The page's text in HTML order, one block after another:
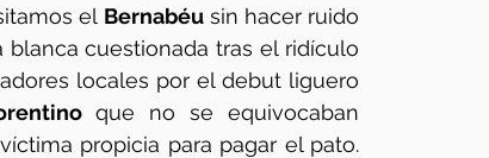
el Bernabéu sin hacer ruido
cuestionada tras el ridículo
locales por el debut liguero
que no se equivocaban
propicia para pagar el pato.